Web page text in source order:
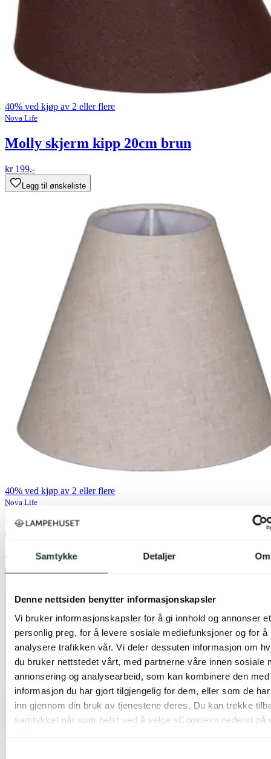
Samtykke Detaljer Om
Denne nettsiden benytter informasjonskapsler
Vi bruker informasjonskapsler for å gi innhold og annonser et
personlig preg, for å levere sosiale mediefunksjoner og for å
analysere trafikken vår. Vi deler dessuten informasjon om
du bruker nettstedet vårt, med partnerne våre innen sosiale
annonsering og analysearbeid, som kan kombinere den med
informasjon du har gjort tilgjengelig for dem, eller som de
inn gjennom din bruk av tjenestene deres. Du kan trekke
samtykket når som helst ved å velge «Cookies» nederst på
40% ved kjøp av 2 eller flere
Nova Life
Molly skjerm kipp 20cm brun
kr 199,-
Legg til ønskeliste
40% ved kjøp av 2 eller flere
Nova Life
Lina skjerm kipp 19cm natur
kr 199,-